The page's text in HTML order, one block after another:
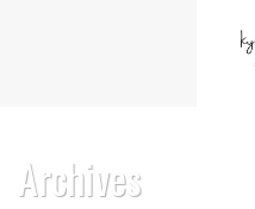
Archives